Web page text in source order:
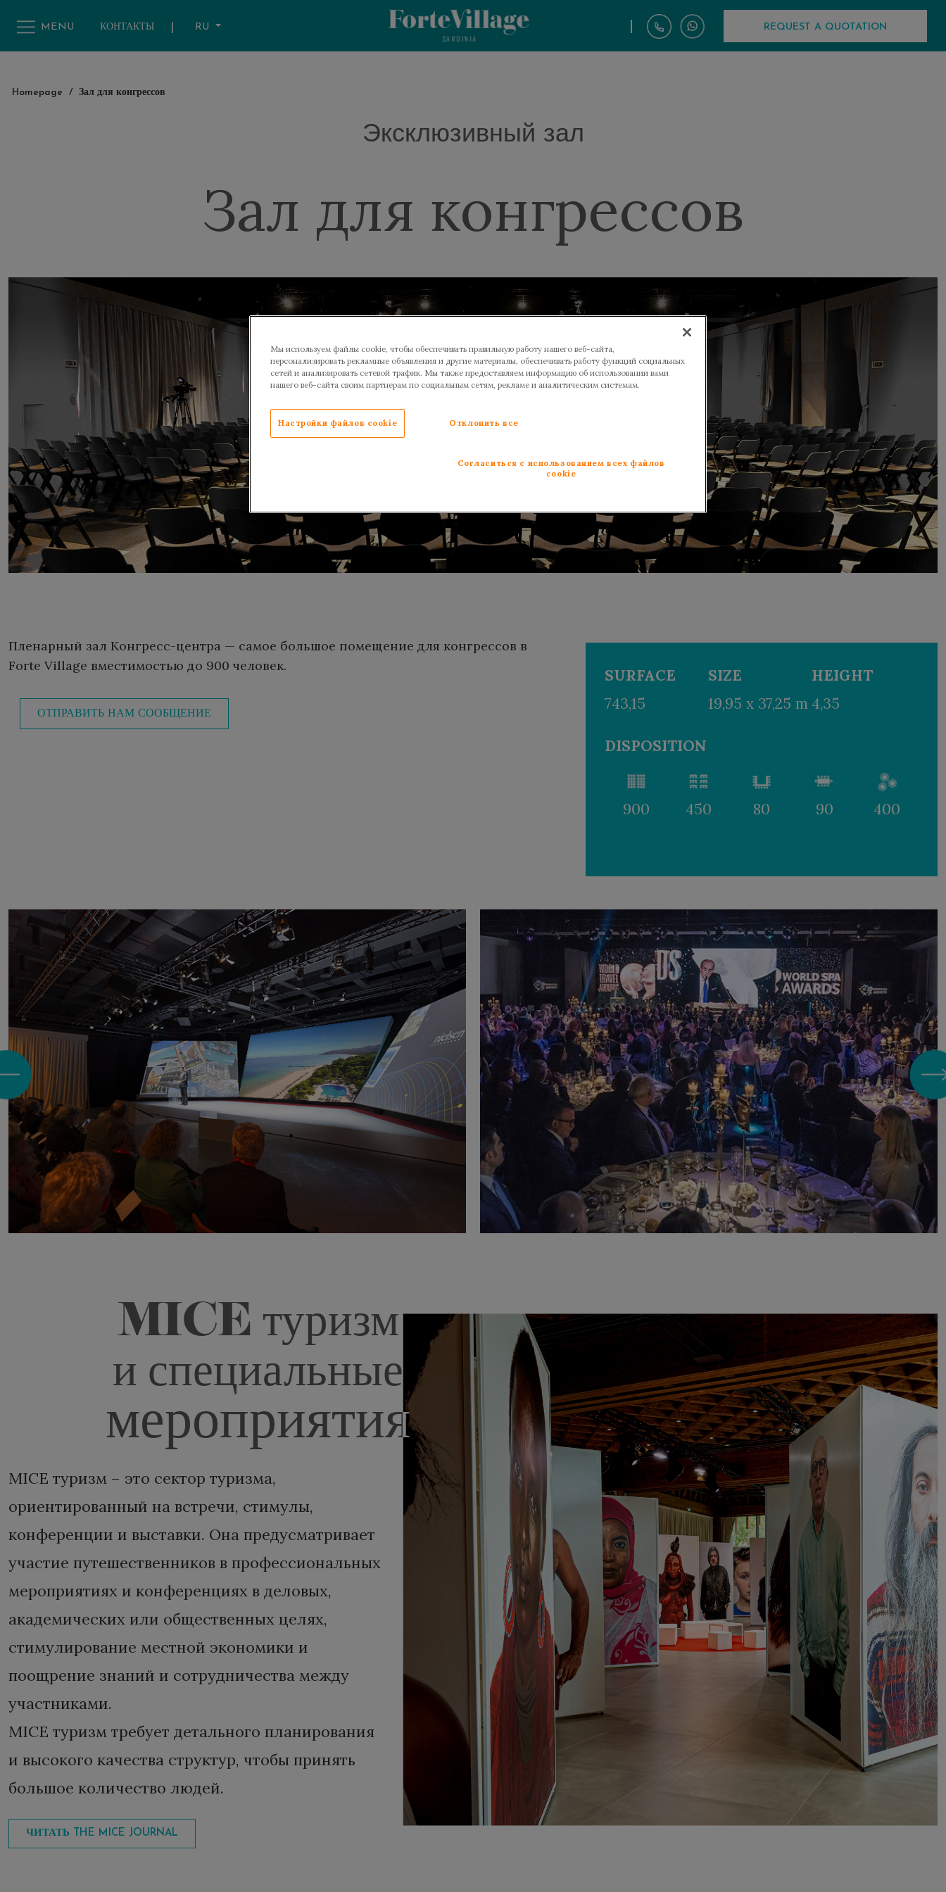
MENU КОНТАКТЫ | RU | REQUEST A QUOTATION
Homepage / Зал для конгрессов
Эксклюзивный зал
Зал для конгрессов
SURFACE
743,15
SIZE
19,95 x 37,25 m
HEIGHT
4,35
DISPOSITION
900 450 80 90 400
Пленарный зал Конгресс-центра — самое большое помещение для конгрессов в
Forte Village вместимостью до 900 человек.
ОТПРАВИТЬ НАМ СООБЩЕНИЕ
MICE туризм
и специальные
мероприятия
MICE туризм – это сектор туризма,
ориентированный на встречи, стимулы,
конференции и выставки. Она предусматривает
участие путешественников в профессиональных
мероприятиях и конференциях в деловых,
академических или общественных целях,
стимулирование местной экономики и
поощрение знаний и сотрудничества между
участниками.
MICE туризм требует детального планирования
и высокого качества структур, чтобы принять
большое количество людей.
ЧИТАТЬ THE MICE JOURNAL
Мы используем файлы cookie, чтобы обеспечивать правильную работу нашего веб-сайта,
персонализировать рекламные объявления и другие материалы, обеспечивать работу функций социальных
сетей и анализировать сетевой трафик. Мы также предоставляем информацию об использовании вами
нашего веб-сайта своим партнерам по социальным сетям, рекламе и аналитическим системам.
Отклонить все
Согласиться с использованием всех файлов
cookie
Настройки файлов cookie